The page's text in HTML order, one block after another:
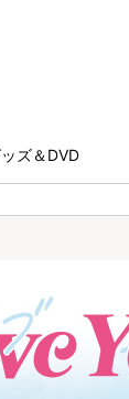
ズ＆DVD